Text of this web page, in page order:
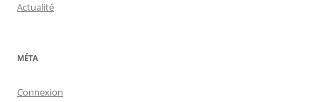
Actualité
MÉTA
Connexion